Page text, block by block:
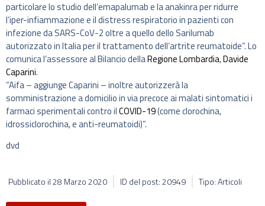
particolare lo studio dell’emapalumab e la anakinra per ridurre
l’iper-infiammazione e il distress respiratorio in pazienti con
infezione da SARS-CoV-2 oltre a quello dello Sarilumab
autorizzato in Italia per il trattamento dell’artrite reumatoide”. Lo
comunica l’assessore al Bilancio dellaRegione Lombardia,Davide
Caparini.
“Aifa – aggiunge Caparini – inoltre autorizzerà la
somministrazione a domicilio in via precoce ai malati sintomatici i
farmaci sperimentali contro ilCOVID-19(come clorochina,
idrossiclorochina, e anti-reumatoidi)”.
dvd
Pubblicato il28 Marzo 2020 ID del post: 20949 Tipo: Articoli